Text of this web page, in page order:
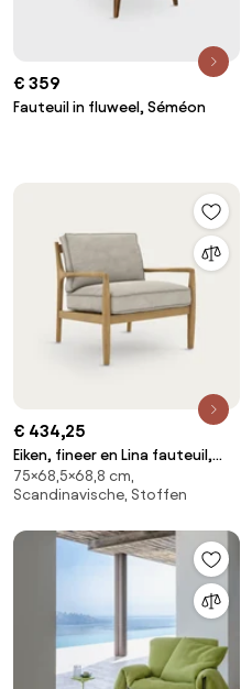
€ 359
Fauteuil in fluweel, Séméon
€ 434,25
Eiken, fineer en Lina fauteuil,
DILMA
75×68,5×68,8 cm,
Scandinavische, Stoffen